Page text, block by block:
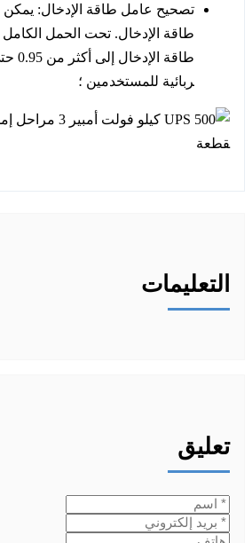
طاقة الإدخال. تحت الحمل
طاقة
ربائية للمستخدمين ؛
التعليمات
تعليق